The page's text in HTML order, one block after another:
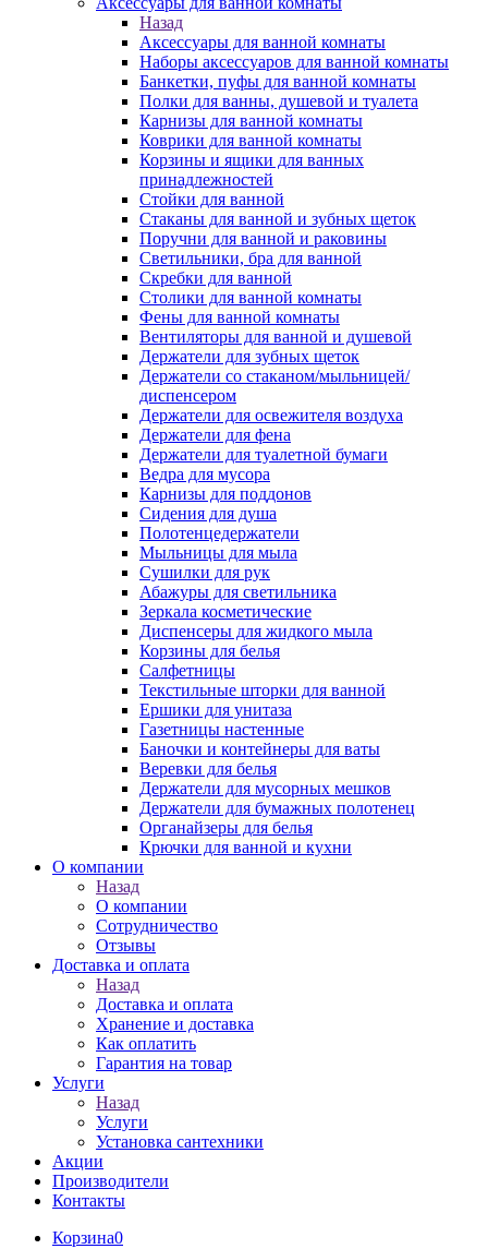
Назад
Аксессуары для ванной комнаты
Наборы аксессуаров для ванной комнаты
Банкетки, пуфы для ванной комнаты
Полки для ванны, душевой и туалета
Карнизы для ванной комнаты
Коврики для ванной комнаты
Корзины и ящики для ванных
принадлежностей
Стойки для ванной
Стаканы для ванной и зубных щеток
Поручни для ванной и раковины
Светильники, бра для ванной
Скребки для ванной
Столики для ванной комнаты
Фены для ванной комнаты
Вентиляторы для ванной и душевой
Держатели для зубных щеток
Держатели со стаканом/мыльницей/
диспенсером
Держатели для освежителя воздуха
Держатели для фена
Держатели для туалетной бумаги
Ведра для мусора
Карнизы для поддонов
Сидения для душа
Полотенцедержатели
Мыльницы для мыла
Сушилки для рук
Абажуры для светильника
Зеркала косметические
Диспенсеры для жидкого мыла
Корзины для белья
Салфетницы
Текстильные шторки для ванной
Ершики для унитаза
Газетницы настенные
Баночки и контейнеры для ваты
Веревки для белья
Держатели для мусорных мешков
Держатели для бумажных полотенец
Органайзеры для белья
Крючки для ванной и кухни
О компании
Назад
О компании
Сотрудничество
Отзывы
Доставка и оплата
Назад
Доставка и оплата
Хранение и доставка
Как оплатить
Гарантия на товар
Услуги
Назад
Услуги
Установка сантехники
Акции
Производители
Контакты
Корзина0